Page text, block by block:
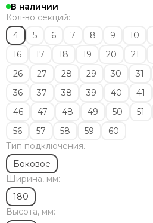
Zehnder
Dia Norm
StrongHot
Steel Hot
Zenith
ЦДМ
Unilux
Purmo Delta
Rifar Tubog
Arbonia
КЗТО
Bronto
Bareng
Royal Thermo
В наличии
Кол-во секций:
4
5 6 7 8 9 10
16
17 18 19 20 21
26
27 28 29 30 31
36
37 38 39 40 41
46
47 48 49 50 51
56
57 58 59
60
Тип подключения.:
Боковое
Ширина, мм:
180
Высота, мм: